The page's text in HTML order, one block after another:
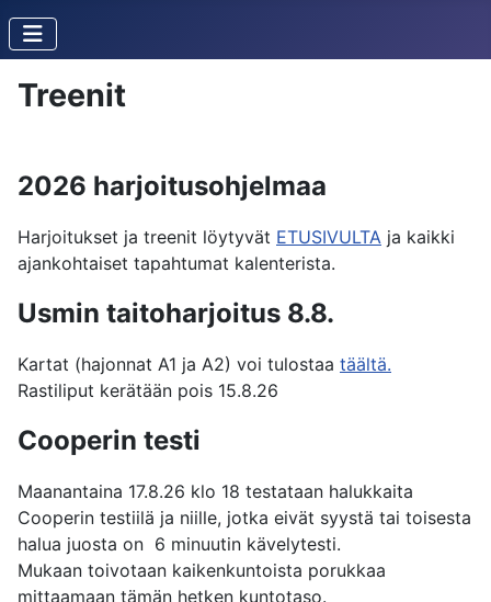
Treenit
2026 harjoitusohjelmaa
Harjoitukset ja treenit löytyvät ETUSIVULTA ja kaikki
ajankohtaiset tapahtumat kalenterista.
Usmin taitoharjoitus 8.8.
Kartat (hajonnat A1 ja A2) voi tulostaa täältä.
Rastiliput kerätään pois 15.8.26
Cooperin testi
Maanantaina 17.8.26 klo 18 testataan halukkaita
Cooperin testiilä ja niille, jotka eivät syystä tai toisesta
halua juosta on 6 minuutin kävelytesti.
Mukaan toivotaan kaikenkuntoista porukkaa
mittaamaan tämän hetken kuntotaso.